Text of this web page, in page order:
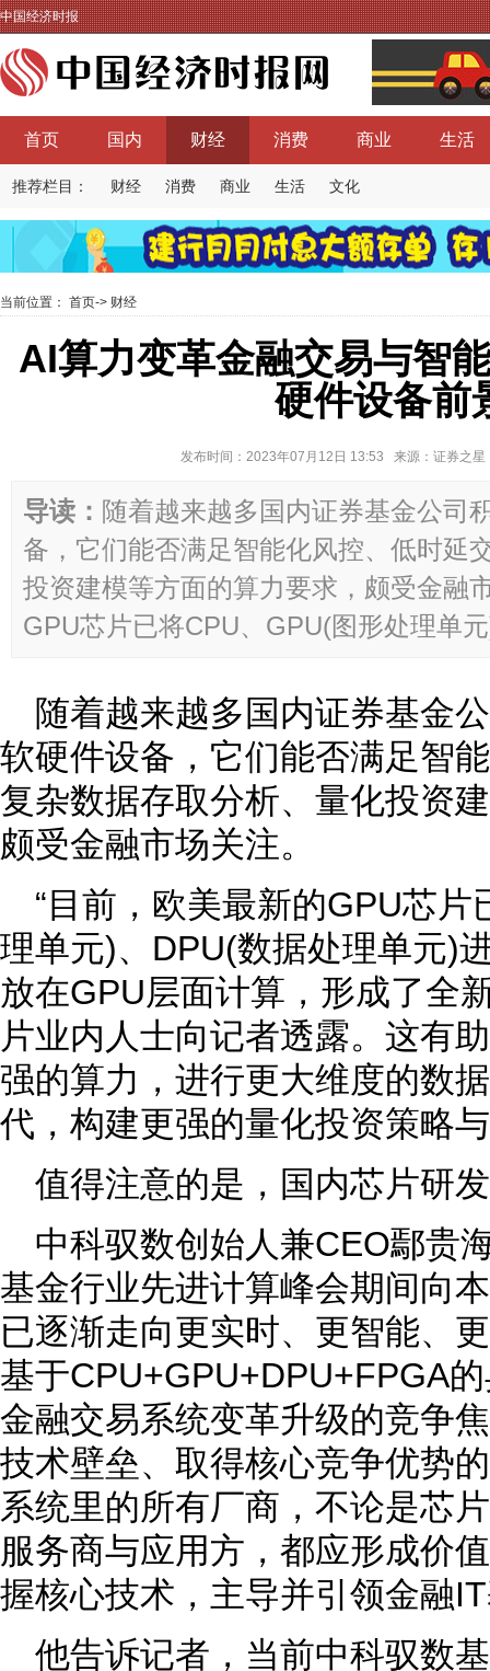
中国经济时报
首页 国内 财经 消费 商业 生活
推荐栏目： 财经 消费 商业 生活 文化
当前位置： 首页-> 财经
AI算力变革金融交易与智
硬件设备前
发布时间：2023年07月12日 13:53 来源：证券之
导读： 随着越来越多国内证券基金公司
备，它们能否满足智能化风控、低时延
投资建模等方面的算力要求，颇受金融
GPU芯片已将CPU、GPU(图形处理单
随着越来越多国内证券基金
软硬件设备，它们能否满足智
复杂数据存取分析、量化投资
颇受金融市场关注。
“目前，欧美最新的GPU芯
理单元)、DPU(数据处理单元)
放在GPU层面计算，形成了全
片业内人士向记者透露。这有
强的算力，进行更大维度的数
代，构建更强的量化投资策略
值得注意的是，国内芯片研
中科驭数创始人兼CEO鄢贵
基金行业先进计算峰会期间向
已逐渐走向更实时、更智能、
基于CPU+GPU+DPU+FPGA
金融交易系统变革升级的竞争
技术壁垒、取得核心竞争优势
系统里的所有厂商，不论是芯
服务商与应用方，都应形成价
握核心技术，主导并引领金融
他告诉记者，当前中科驭数